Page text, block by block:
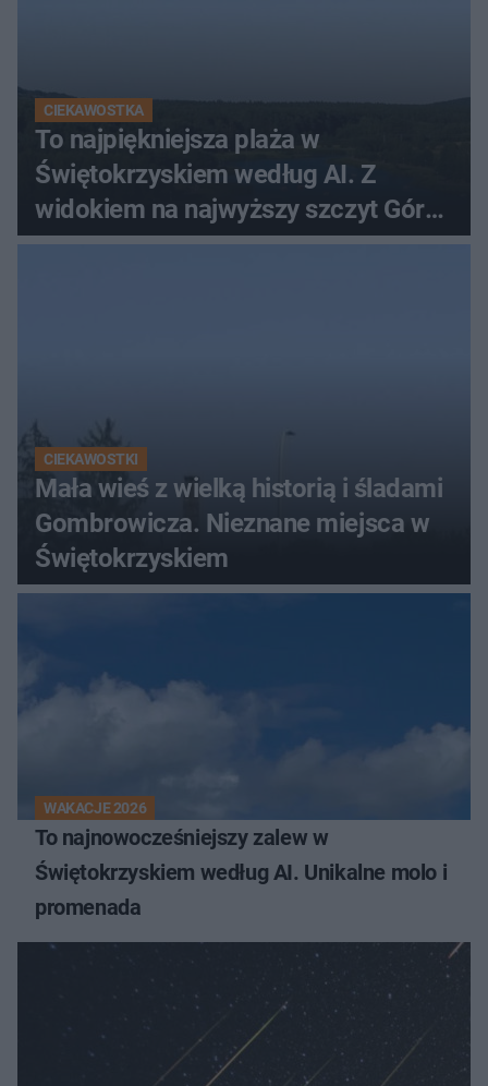
CIEKAWOSTKA
To najpiękniejsza plaża w
Świętokrzyskiem według AI. Z
widokiem na najwyższy szczyt Gór
Świętokrzyskich
CIEKAWOSTKI
Mała wieś z wielką historią i śladami
Gombrowicza. Nieznane miejsca w
Świętokrzyskiem
WAKACJE 2026
To najnowocześniejszy zalew w
Świętokrzyskiem według AI. Unikalne molo i
promenada